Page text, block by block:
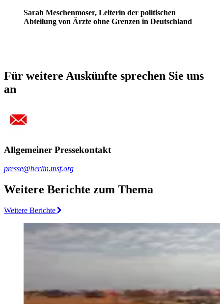
Sarah Meschenmoser, Leiterin der politischen
Abteilung von Ärzte ohne Grenzen in Deutschland
Für weitere Auskünfte sprechen Sie uns
an
Allgemeiner Pressekontakt
presse@berlin.msf.org
Weitere Berichte zum Thema
Weitere Berichte